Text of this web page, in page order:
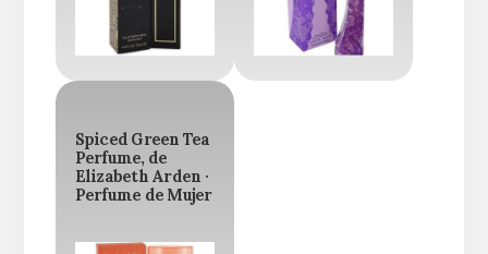
Spiced Green Tea
Perfume, de
Elizabeth Arden ·
Perfume de Mujer